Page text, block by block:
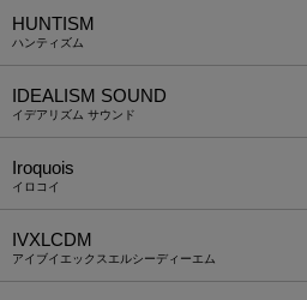
HUNTISM
ハンティズム
IDEALISM SOUND
イデアリズム サウンド
Iroquois
イロコイ
IVXLCDM
アイブイエックスエルシーディーエム